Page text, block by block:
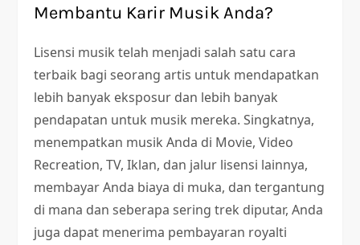
Membantu Karir Musik Anda?
Lisensi musik telah menjadi salah satu cara
terbaik bagi seorang artis untuk mendapatkan
lebih banyak eksposur dan lebih banyak
pendapatan untuk musik mereka. Singkatnya,
menempatkan musik Anda di Movie, Video
Recreation, TV, Iklan, dan jalur lisensi lainnya,
membayar Anda biaya di muka, dan tergantung
di mana dan seberapa sering trek diputar, Anda
juga dapat menerima pembayaran royalti